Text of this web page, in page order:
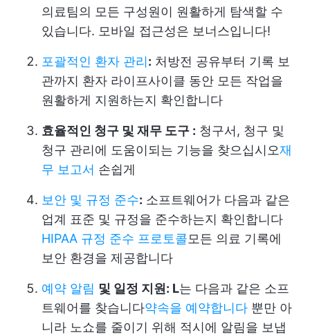
의료팀의 모든 구성원이 원활하게 탐색할 수
있습니다. 모바일 접근성은 보너스입니다!
포괄적인 환자 관리: 처방전 공유부터 기록 보
관까지 환자 라이프사이클 동안 모든 작업을
원활하게 지원하는지 확인합니다
효율적인 청구 및 재무 도구 : 청구서, 청구 및
청구 관리에 도움이되는 기능을 찾으십시오재
무 보고서 손쉽게
보안 및 규정 준수: 소프트웨어가 다음과 같은
업계 표준 및 규정을 준수하는지 확인합니다
HIPAA 규정 준수 프로토콜모든 의료 기록에
보안 환경을 제공합니다
예약 알림 및 일정 지원: L는 다음과 같은 소프
트웨어를 찾습니다약속을 예약합니다 뿐만 아
니라 노쇼를 줄이기 위해 적시에 알림을 보냅